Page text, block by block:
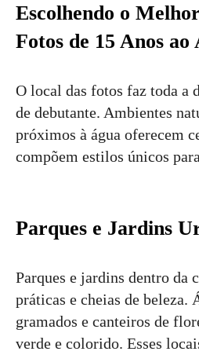
Escolhendo o
Fotos de 15 Anos
O local das fotos faz toda a
de debutante. Ambientes
próximos à água oferecem
compõem estilos únicos
Parques e Jardins
Parques e jardins dentro da
práticas e cheias de beleza.
gramados e canteiros de
verde e colorido. Esses